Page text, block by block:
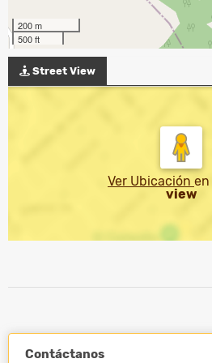
200 m
500 ft
Street View
Ver Ubicación en
view
Contáctanos